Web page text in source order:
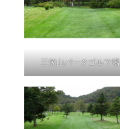
三笠山パークゴルフ場